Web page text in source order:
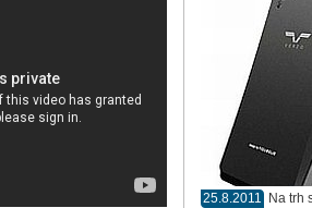
25.8.2011
Na trh